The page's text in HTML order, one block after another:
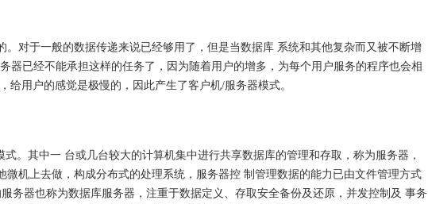
。对于一般的数据传递来说已经够用了，但是当数据库 系统和其他复杂而又被不断增
器已经不能承担这样的任务了，因为随着用户的增多，为每个用户服务的程序也会相
给用户的感觉是极慢的，因此产生了客户机/服务器模式。
式。其中一 台或几台较大的计算机集中进行共享数据库的管理和存取，称为服务器，
微机上去做，构成分布式的处理系统，服务器控 制管理数据的能力已由文件管理方式
务器也称为数据库服务器，注重于数据定义、存取安全备份及还原，并发控制及 事务